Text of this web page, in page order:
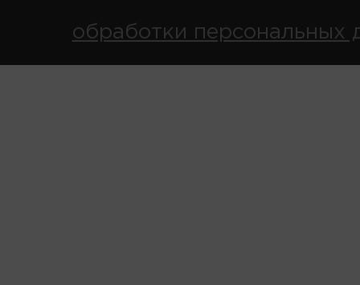
обработки персональных